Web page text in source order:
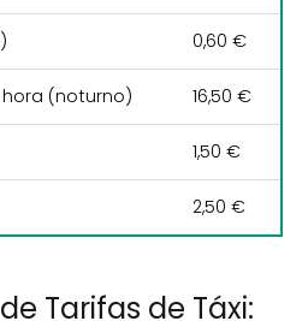
0,60 €
(noturno) 16,50 €
1,50 €
2,50 €
Tarifas de Táxi: